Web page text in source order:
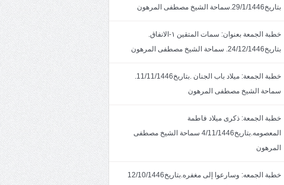
بتاريخ29/1/1446.سماحة الشيخ مصطفى المرهون
خطبة الجمعة بعنوان: سمات المتقين ١-الانفاق.
بتاريخ24/12/1446. سماحة الشيخ مصطفى المرهون
خطبة الجمعة: ميلاد باب الجنان .بتاريخ11/11/1446.
سماحة الشيخ مصطفى المرهون
خطبة الجمعة: ذكرى ميلاد فاطمة
المعصومه.بتاريخ4/11/1446 سماحة الشيخ مصطفى
المرهون
خطبة الجمعه: وسارعوا إلى مغفره.بتاريخ12/10/1446